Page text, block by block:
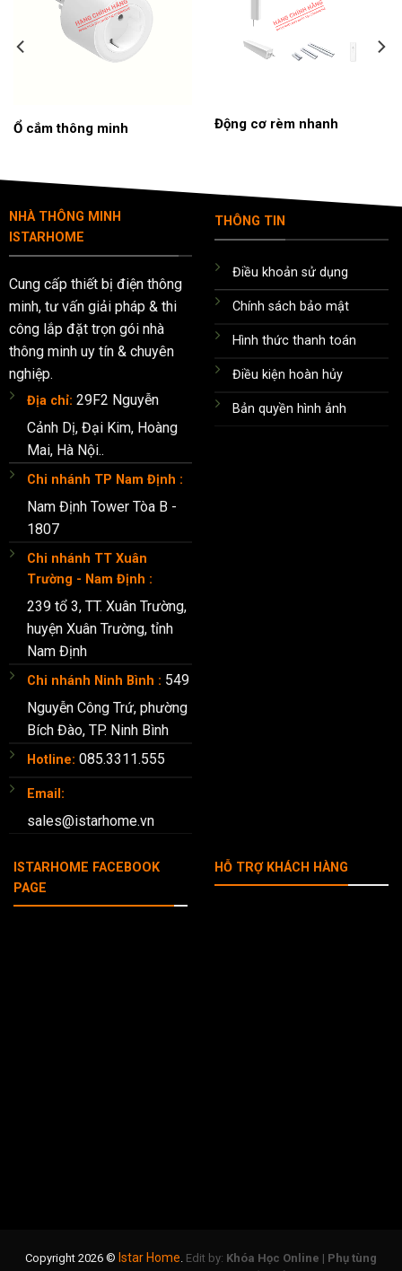
Ổ cắm thông minh Động cơ rèm nhanh
NHÀ THÔNG MINH
ISTARHOME
Cung cấp thiết bị điện thông
minh, tư vấn giải pháp & thi
công lắp đặt trọn gói nhà
thông minh uy tín & chuyên
nghiệp.
Địa chỉ: 29F2 Nguyễn
Cảnh Dị, Đại Kim, Hoàng
Mai, Hà Nội..
Chi nhánh TP Nam Định :
Nam Định Tower Tòa B -
1807
Chi nhánh TT Xuân
Trường - Nam Định :
239 tổ 3, TT. Xuân Trường,
huyện Xuân Trường, tỉnh
Nam Định
Chi nhánh Ninh Bình : 549
Nguyễn Công Trứ, phường
Bích Đào, TP. Ninh Bình
Hotline: 085.3311.555
Email:
sales@istarhome.vn
THÔNG TIN
Điều khoản sử dụng
Chính sách bảo mật
Hình thức thanh toán
Điều kiện hoàn hủy
Bản quyền hình ảnh
ISTARHOME FACEBOOK
PAGE
HỖ TRỢ KHÁCH HÀNG
Copyright 2026 © Istar Home. Edit by: Khóa Học Online | Phụ tùng